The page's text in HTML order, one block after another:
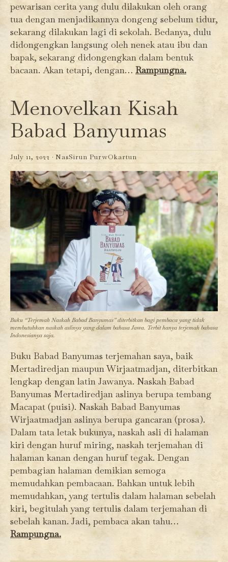
pewarisan cerita yang dulu dilakukan oleh orang
tua dengan menjadikannya dongeng sebelum tidur,
sekarang dilakukan lagi di sekolah. Bedanya, dulu
didongengkan langsung oleh nenek atau ibu dan
bapak, sekarang didongengkan dalam bentuk
bacaan. Akan tetapi, dengan… Rampungna.
Menovelkan Kisah
Babad Banyumas
July 11, 2022 ·NasSirun PurwOkartun
Buku “Terjemah Naskah Babad Banyumas” diterbitkan bagi pembaca yang tidak
membutuhkan naskah aslinya yang dalam bahasa Jawa. Terbit hanya terjemah bahasa
Indonesianya saja.
Buku Babad Banyumas terjemahan saya, baik
Mertadiredjan maupun Wirjaatmadjan, diterbitkan
lengkap dengan latin Jawanya. Naskah Babad
Banyumas Mertadiredjan aslinya berupa tembang
Macapat (puisi). Naskah Babad Banyumas
Wirjaatmadjan aslinya berupa gancaran (prosa).
Dalam tata letak bukunya, naskah asli di halaman
kiri dengan huruf miring, naskah terjemahan di
halaman kanan dengan huruf tegak. Dengan
pembagian halaman demikian semoga
memudahkan pembacaan. Bahkan untuk lebih
memudahkan, yang tertulis dalam halaman sebelah
kiri, begitulah yang tertulis dalam terjemahan di
sebelah kanan. Jadi, pembaca akan tahu…
Rampungna.